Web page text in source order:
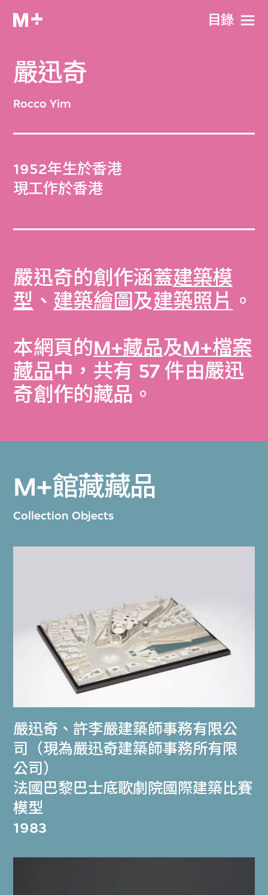
目​錄
嚴迅奇
Rocco Yim
1952年生於香港
現工作於香港
嚴迅奇的創作涵蓋建築模
型 、 建築繪圖及建築照片 。
本網頁的M+藏品及M+檔案
藏品中，共有 57 件由嚴迅
奇創作的藏品。
M+館藏藏品
Collection Objects
嚴迅奇 、 許李嚴建築師事務有限公
司（現為嚴迅奇建築師事務所有限
公司）
法國巴黎巴士底歌劇院國際建築比賽
模型
1983